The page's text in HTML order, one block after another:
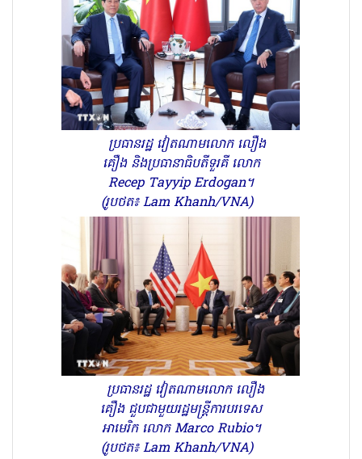
ប្រធានរដ្ឋ វៀតណាមលោក លឿង
គឿង និងប្រធានាធិបតីទួរគី លោក
Recep Tayyip Erdogan។
(រូបថត៖ Lam Khanh/VNA)
ប្រធានរដ្ឋ វៀតណាមលោក លឿង
គឿង ជួបជាមួយរដ្ឋមន្ត្រីការបរទេស
អាមេរិក លោក Marco Rubio។
(រូបថត៖ Lam Khanh/VNA)